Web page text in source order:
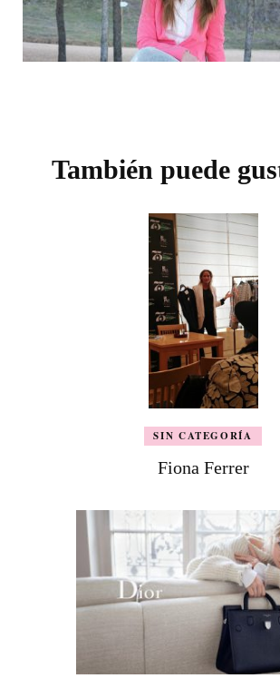
entradas
También puede
SIN CATEGORÍA
Fiona Ferrer